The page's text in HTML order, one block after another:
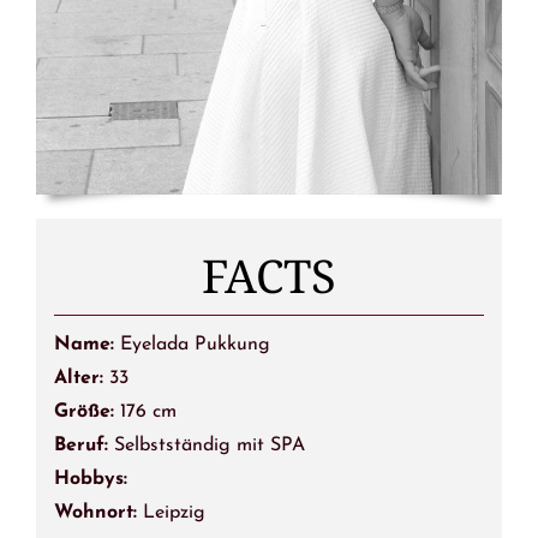
FACTS
Name: Eyelada Pukkung
Alter: 33
Größe: 176 cm
Beruf:Selbstständig mit SPA
Hobbys:
Wohnort: Leipzig